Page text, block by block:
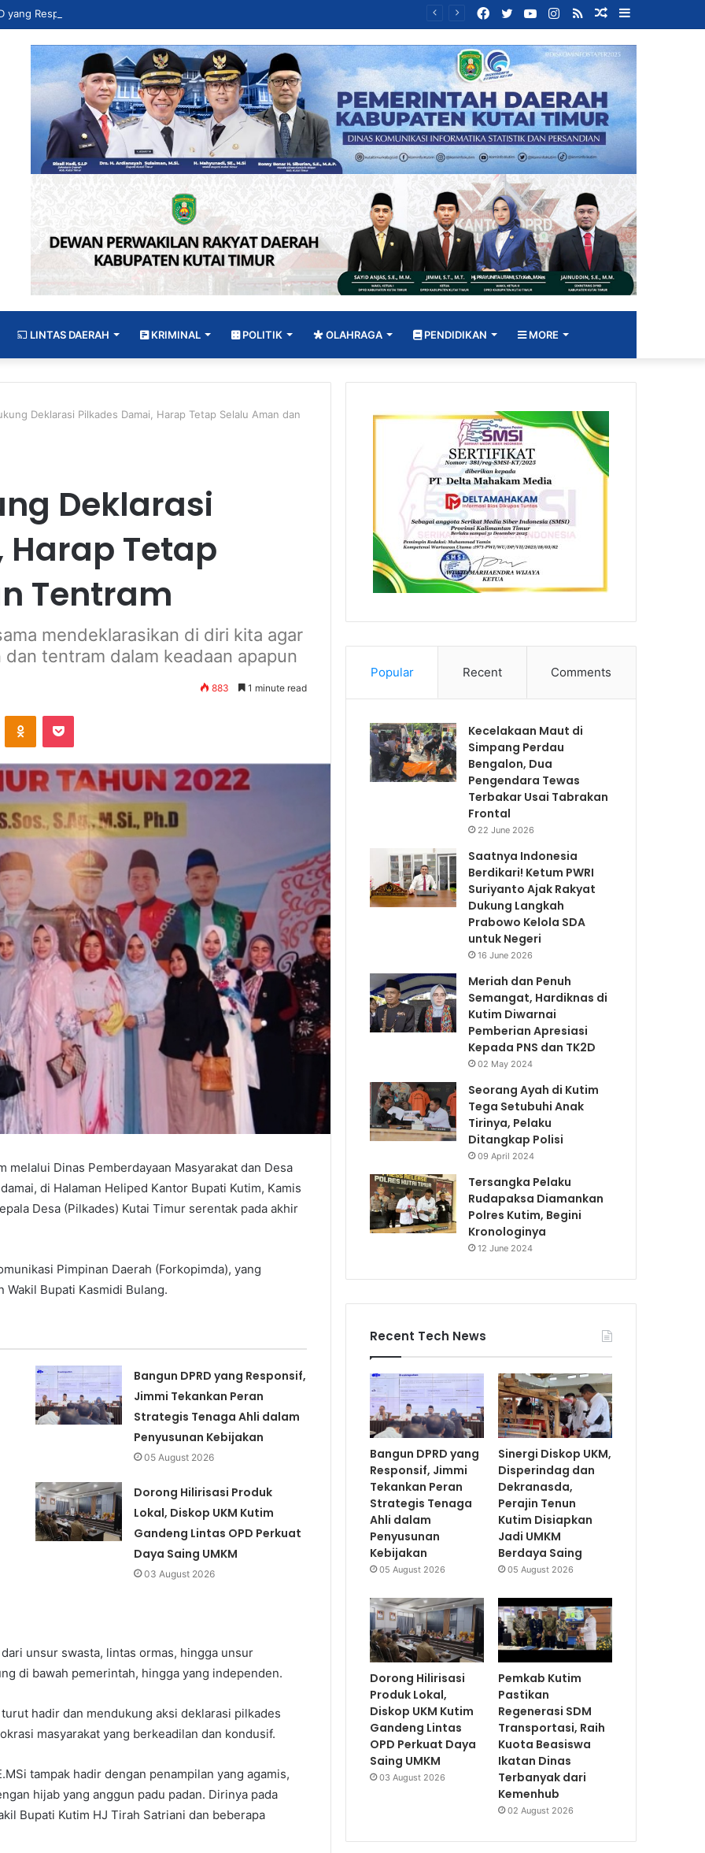
Random
Article
RSS
Instagram
YouTube
Twitter
Facebook
LINTAS DAERAH KRIMINAL POLITIK OLAHRAGA PENDIDIKAN MORE
Deklarasi Pilkades Damai, Harap Tetap Selalu Aman dan
Deklarasi
Harap Tetap
Tentram
mendeklarasikan di diri kita agar
tentram dalam keadaan apapun
883 1 minute read
melalui Dinas Pemberdayaan Masyarakat dan Desa
di Halaman Heliped Kantor Bupati Kutim, Kamis
Desa (Pilkades) Kutai Timur serentak pada akhir
Pimpinan Daerah (Forkopimda), yang
Bupati Kasmidi Bulang.
Bangun DPRD yang Responsif,
Jimmi Tekankan Peran
Strategis Tenaga Ahli dalam
Penyusunan Kebijakan
05 August 2026
Dorong Hilirisasi Produk
Lokal, Diskop UKM Kutim
Gandeng Lintas OPD Perkuat
Daya Saing UMKM
03 August 2026
unsur swasta, lintas ormas, hingga unsur
di bawah pemerintah, hingga yang independen.
hadir dan mendukung aksi deklarasi pilkades
masyarakat yang berkeadilan dan kondusif.
tampak hadir dengan penampilan yang agamis,
hijab yang anggun padu padan. Dirinya pada
Bupati Kutim HJ Tirah Satriani dan beberapa
Popular Recent Comments
Kecelakaan Maut di
Simpang Perdau
Bengalon, Dua
Pengendara Tewas
Terbakar Usai Tabrakan
Frontal
22 June 2026
Saatnya Indonesia
Berdikari! Ketum PWRI
Suriyanto Ajak Rakyat
Dukung Langkah
Prabowo Kelola SDA
untuk Negeri
16 June 2026
Meriah dan Penuh
Semangat, Hardiknas di
Kutim Diwarnai
Pemberian Apresiasi
Kepada PNS dan TK2D
02 May 2024
Seorang Ayah di Kutim
Tega Setubuhi Anak
Tirinya, Pelaku
Ditangkap Polisi
09 April 2024
Tersangka Pelaku
Rudapaksa Diamankan
Polres Kutim, Begini
Kronologinya
12 June 2024
Recent Tech News
Bangun DPRD yang
Responsif, Jimmi
Tekankan Peran
Strategis Tenaga
Ahli dalam
Penyusunan
Kebijakan
05 August 2026
Sinergi Diskop UKM,
Disperindag dan
Dekranasda,
Perajin Tenun
Kutim Disiapkan
Jadi UMKM
Berdaya Saing
05 August 2026
Dorong Hilirisasi
Produk Lokal,
Diskop UKM Kutim
Gandeng Lintas
OPD Perkuat Daya
Saing UMKM
03 August 2026
Pemkab Kutim
Pastikan
Regenerasi SDM
Transportasi, Raih
Kuota Beasiswa
Ikatan Dinas
Terbanyak dari
Kemenhub
02 August 2026